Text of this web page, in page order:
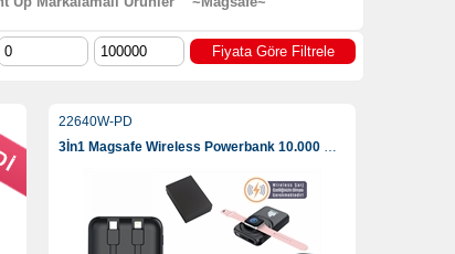
22640W-PD
3İn1 Magsafe Wireless Powerbank 10.000 Mah